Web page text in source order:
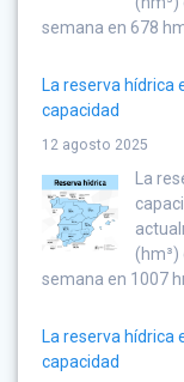
semana en 678
La reserva hídrica
capacidad
12 agosto 2025
La
(hm³)
semana en 1007
La reserva hídrica
capacidad